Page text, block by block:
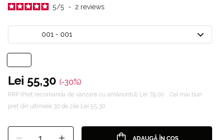
5/5 - 2 reviews
001 - 001
Lei 55,30 (-30%)
RRP (Preț recomanda de vânzare cu amănuntul) Lei 79,00
Cel mai bun
preț din ultimele 30 de zile Lei 55,30
ADAUGĂ ÎN COȘ